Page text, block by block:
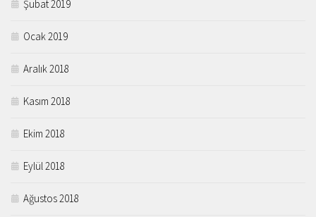
Şubat 2019
Ocak 2019
Aralık 2018
Kasım 2018
Ekim 2018
Eylül 2018
Ağustos 2018